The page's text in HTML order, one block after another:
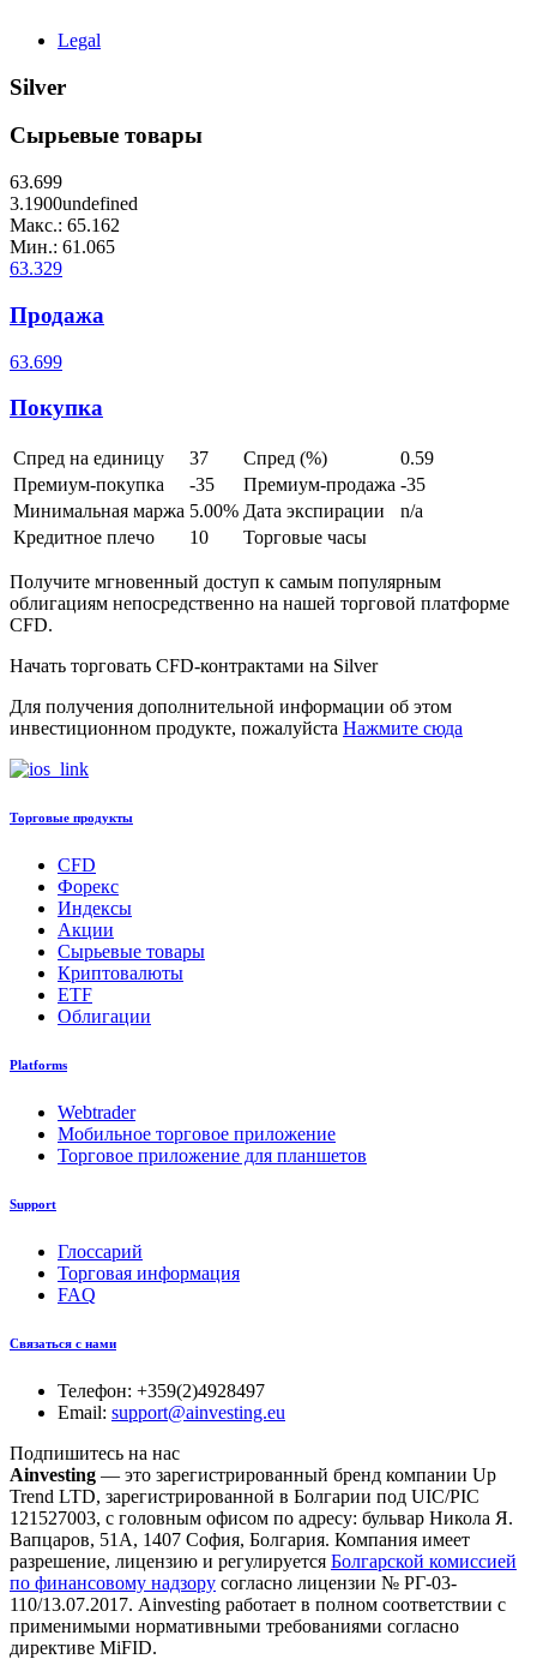
Legal
Silver
Сырьевые товары
63.699
3.1900undefined
Макс.: 65.162
Мин.: 61.065
63.329
Продажа
63.699
Покупка
Спред на единицу 37 Спред (%)
0.59
Премиум-покупка
-35 Премиум-продажа -35
Минимальная маржа 5.00% Дата экспирации
n/a
Кредитное плечо
10 Торговые часы
Получите мгновенный доступ к самым популярным
облигациям непосредственно на нашей торговой платформе
CFD.
Начать торговать CFD-контрактами на Silver
Для получения дополнительной информации об этом
инвестиционном продукте, пожалуйста Нажмите сюда
Торговые продукты
CFD
Форекс
Индексы
Акции
Сырьевые товары
Криптовалюты
ETF
Облигации
Platforms
Webtrader
Мобильное торговое приложение
Торговое приложение для планшетов
Support
Глоссарий
Торговая информация
FAQ
Связаться с нами
Телефон: +359(2)4928497
Email: support@ainvesting.eu
Подпишитесь на нас
Ainvesting — это зарегистрированный бренд компании Up
Trend LTD, зарегистрированной в Болгарии под UIC/PIC
121527003, с головным офисом по адресу: бульвар Никола Я.
Вапцаров, 51A, 1407 София, Болгария. Компания имеет
разрешение, лицензию и регулируется Болгарской комиссией
по финансовому надзору согласно лицензии № РГ-03-
110/13.07.2017. Ainvesting работает в полном соответствии с
применимыми нормативными требованиями согласно
директиве MiFID.